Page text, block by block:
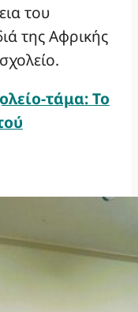
του
της Αφρικής
τάμα: Το